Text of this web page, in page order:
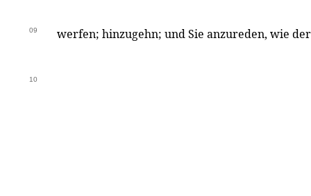
09 werfen; hinzugehn; und Sie anzureden, wie
10